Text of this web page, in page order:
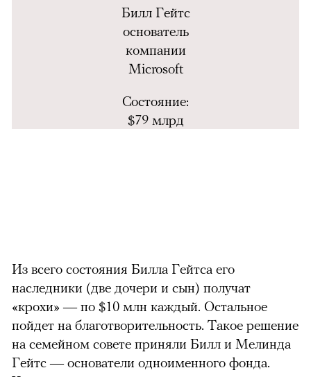
Билл Гейтс
основатель
компании
Microsoft
Состояние:
$79 млрд
Из всего состояния Билла Гейтса его
наследники (две дочери и сын) получат
«крохи» — по $10 млн каждый. Остальное
пойдет на благотворительность. Такое решение
на семейном совете приняли Билл и Мелинда
Гейтс — основатели одноименного фонда.